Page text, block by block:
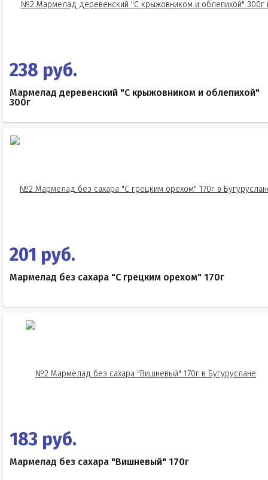
238 руб.
Мармелад деревенский "С крыжовником и облепихой"
300г
201 руб.
Мармелад без сахара "С грецким орехом" 170г
183 руб.
Мармелад без сахара "Вишневый" 170г